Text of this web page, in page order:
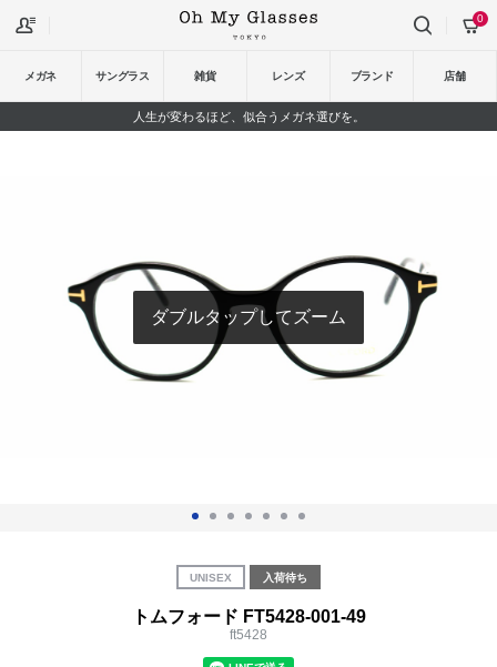
メガネ サングラス 雑貨 レンズ ブランド 店舗
0
人生が変わるほど、似合うメガネ選びを。
ダブルタップしてズーム
UNISEX 入荷待ち
トムフォード FT5428-001-49
ft5428